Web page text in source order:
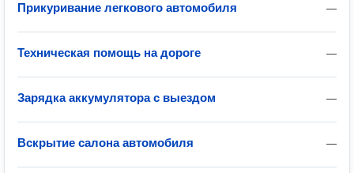
—
Прикуривание легкового автомобиля
—
Техническая помощь на дороге
—
Зарядка аккумулятора с выездом
—
Вскрытие салона автомобиля